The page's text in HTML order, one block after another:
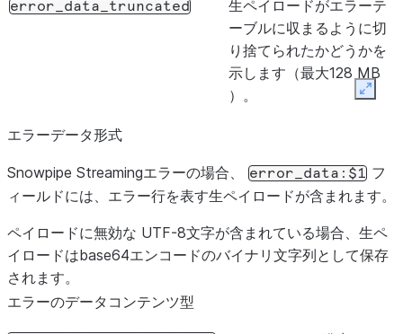
error_data_truncated
生ペイロードがエラーテ
ーブルに収まるように切
り捨てられたかどうかを
示します（最大128 MB
）。
error_data_content_type
型を示します。エラーの
データコンテンツ型をご
参照ください。
エラーデータ形式
Snowpipe Streamingエラーの場合、 error_data:$1 フ
ィールドには、エラー行を表す生ペイロードが含まれます。
ペイロードに無効な UTF-8文字が含まれている場合、生ペ
イロードはbase64エンコードのバイナリ文字列として保存
されます。
エラーのデータコンテンツ型